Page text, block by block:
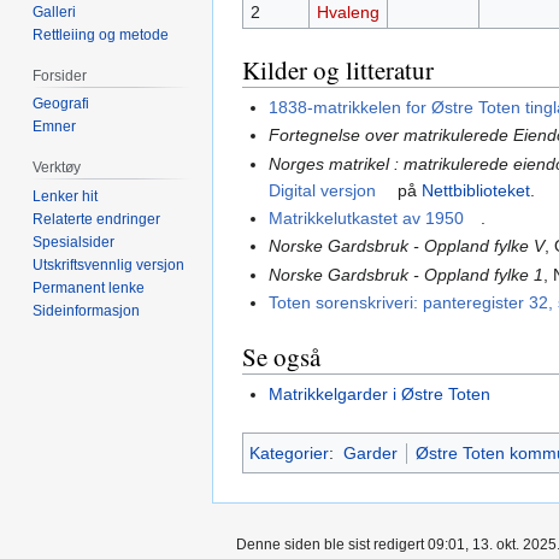
2
Hvaleng
Kilder og litteratur
1838-matrikkelen for Østre Toten
Fortegnelse over matrikulerede
Norges matrikel : matrikulerede
Digital versjon
på Nettbiblioteket
Matrikkelutkastet av 1950
Norske Gardsbruk - Oppland fylke V,
Norske Gardsbruk - Oppland fylke 1
Toten sorenskriveri: panteregister 32,
Se også
Matrikkelgarder i Østre Toten
Kategorier: Garder Østre Toten
Galleri
Rettleiing og metode
Forsider
Geografi
Emner
Verktøy
Lenker hit
Relaterte endringer
Spesialsider
Utskriftsvennlig versjon
Permanent lenke
Sideinformasjon
Denne siden ble sist redigert 09:01, 13. okt. 2025.